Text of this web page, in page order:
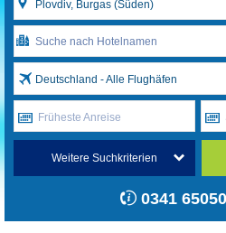
Deutschland - Alle Flughäfen
Früheste Anreise
Weitere Suchkriterien
0341